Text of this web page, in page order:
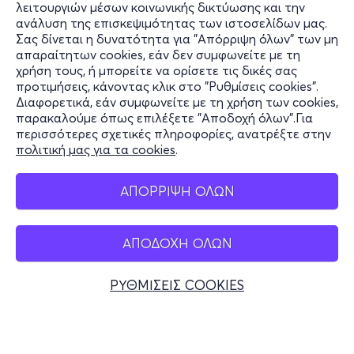
λειτουργιών μέσων κοινωνικής δικτύωσης και την
ανάλυση της επισκεψιμότητας των ιστοσελίδων μας.
Σας δίνεται η δυνατότητα για "Απόρριψη όλων" των μη
απαραίτητων cookies, εάν δεν συμφωνείτε με τη
χρήση τους, ή μπορείτε να ορίσετε τις δικές σας
προτιμήσεις, κάνοντας κλικ στο "Ρυθμίσεις cookies".
Διαφορετικά, εάν συμφωνείτε με τη χρήση των cookies,
παρακαλούμε όπως επιλέξετε "Αποδοχή όλων".Για
περισσότερες σχετικές πληροφορίες, ανατρέξτε στην
πολιτική μας για τα cookies.
ΑΠΟΡΡΙΨΗ ΟΛΩΝ
ΑΠΟΔΟΧΗ ΟΛΩΝ
ΡΥΘΜΙΣΕΙΣ COOKIES
Πληροφορίες
Υποστήριξη
Stay Connected
Mobile app